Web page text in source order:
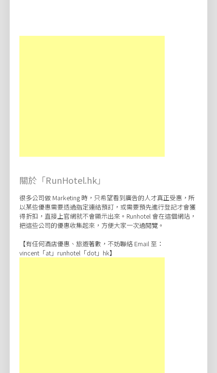
關於「RunHotel.hk」
很多公司做 Marketing 時，只希望看到廣告的人才真正受惠，所
以某些優惠需要透過指定連結預訂，或需要預先進行登記才會獲
得折扣，直接上官網就不會顯示出來。Runhotel 會在這個網站，
把這些公司的優惠收集起來，方便大家一次過閱覽。
【有任何酒店優惠、旅遊著數，不妨聯絡 Email 至：
vincent「at」runhotel「dot」hk】